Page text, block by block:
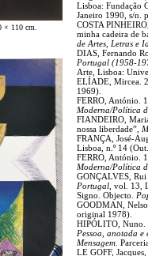
× 110 cm.
Lisboa: Fundação
Janeiro 1990, s/n.
COSTA
minha cadeira de
de Artes, Letras e
DIAS, Fernando
Portugal (1958-
Arte, Lisboa:
ELÍADE, Mircea.
1969).
FERRO, António.
Moderna/Política
FIANDEIRO,
nossa liberdade”,
FRANÇA, José-
Lisboa, n.º 14
FERRO, António.
Moderna/Política
GONÇALVES,
Portugal , vol. 13,
Signo. Objecto.
GOODMAN,
original 1978).
HIPÓLITO,
Pessoa, anotada e
Mensagem .
LE GOFF, Jacques,